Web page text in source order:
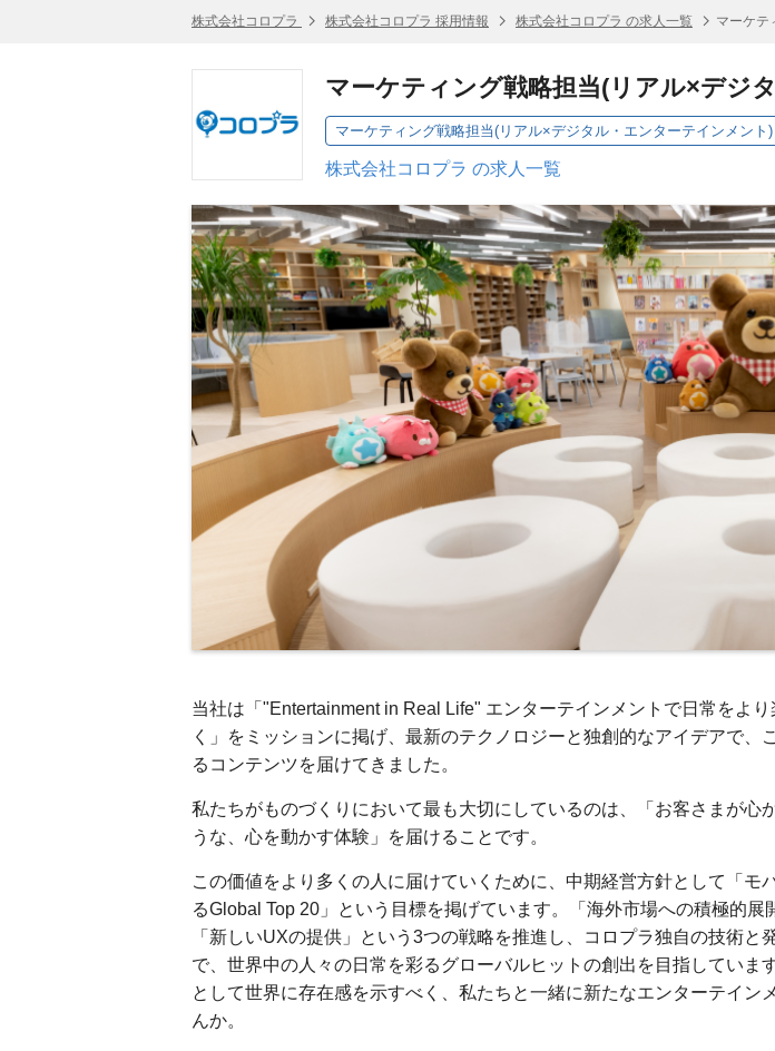
株式会社コロプラ 株式会社コロプラ 採用情報 株式会社コロプラ の求人一覧 マーケテ
マーケティング戦略担当(リアル×デジ
マーケティング戦略担当(リアル×デジタル・エンターテインメント)
株式会社コロプラ の求人一覧
当社は「"Entertainment in Real Life" エンターテインメントで日常をよ
く」をミッションに掲げ、最新のテクノロジーと独創的なアイデアで、
るコンテンツを届けてきました。
私たちがものづくりにおいて最も大切にしているのは、「お客さまが心
うな、心を動かす体験」を届けることです。
この価値をより多くの人に届けていくために、中期経営方針として「モ
るGlobal Top 20」という目標を掲げています。「海外市場への積極的展
「新しいUXの提供」という3つの戦略を推進し、コロプラ独自の技術と
で、世界中の人々の日常を彩るグローバルヒットの創出を目指していま
として世界に存在感を示すべく、私たちと一緒に新たなエンターテイン
んか。